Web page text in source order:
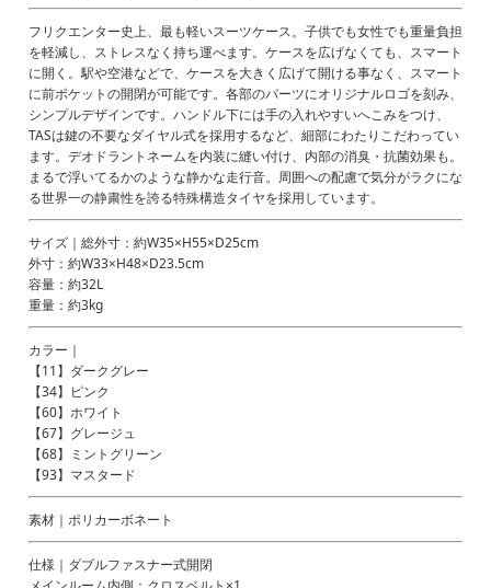
フリクエンター史上、最も軽いスーツケース。子供でも女性でも重量負担
を軽減し、ストレスなく持ち運べます。ケースを広げなくても、スマート
に開く。駅や空港などで、ケースを大きく広げて開ける事なく、スマート
に前ポケットの開閉が可能です。各部のパーツにオリジナルロゴを刻み、
シンプルデザインです。ハンドル下には手の入れやすいへこみをつけ、
TASは鍵の不要なダイヤル式を採用するなど、細部にわたりこだわってい
ます。デオドラントネームを内装に縫い付け、内部の消臭・抗菌効果も。
まるで浮いてるかのような静かな走行音。周囲への配慮で気分がラクにな
る世界一の静粛性を誇る特殊構造タイヤを採用しています。
サイズ｜総外寸：約W35×H55×D25cm
外寸：約W33×H48×D23.5cm
容量：約32L
重量：約3kg
カラー｜
【11】ダークグレー
【34】ピンク
【60】ホワイト
【67】グレージュ
【68】ミントグリーン
【93】マスタード
素材｜ポリカーボネート
仕様｜ダブルファスナー式開閉